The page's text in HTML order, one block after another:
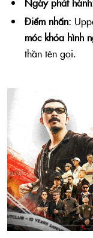
Điểm nhấn:
móc khóa hình
thần tên gọi.